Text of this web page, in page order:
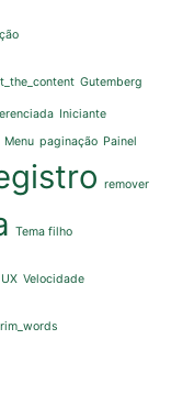
Gutemberg
Iniciante
Menu paginação Painel
remover
Tema filho
UX Velocidade